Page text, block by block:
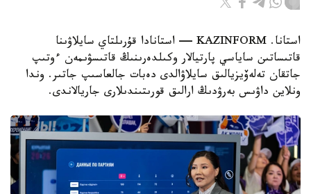
استانا. KAZINFORM — استانادا قۇرىلتاي سايلاۋىنا
قاتىساتىن ساياسي پارتيالار وكىلدەرىنىڭ قاتىسۋىمەن ءوتىپ
جاتقان تەلەۆيزيالىق سايلاۋالدى دەبات جالعاسىپ جاتىر. وندا
ونلاين داۋىس بەرۋدىڭ ارالىق قورىتىندىلارى جاريالاندى.